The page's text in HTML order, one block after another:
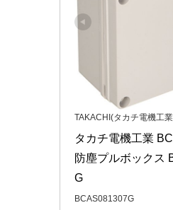
TAKACHI(タカチ電機工
タカチ電機工業
防塵プルボックス
G
BCAS081307G